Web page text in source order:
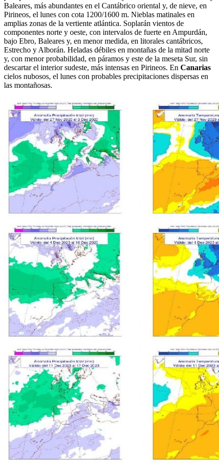
Baleares, más abundantes en el Cantábrico oriental y, de nieve, en
Pirineos, el lunes con cota 1200/1600 m. Nieblas matinales en
amplias zonas de la vertiente atlántica. Soplarán vientos de
componentes norte y oeste, con intervalos de fuerte en Ampurdán,
bajo Ebro, Baleares y, en menor medida, en litorales cantábricos,
Estrecho y Alborán. Heladas débiles en montañas de la mitad norte
y, con menor probabilidad, en páramos y este de la meseta Sur, sin
descartar el interior sudeste, más intensas en Pirineos. En Canarias
cielos nubosos, el lunes con probables precipitaciones dispersas en
las montañosas.